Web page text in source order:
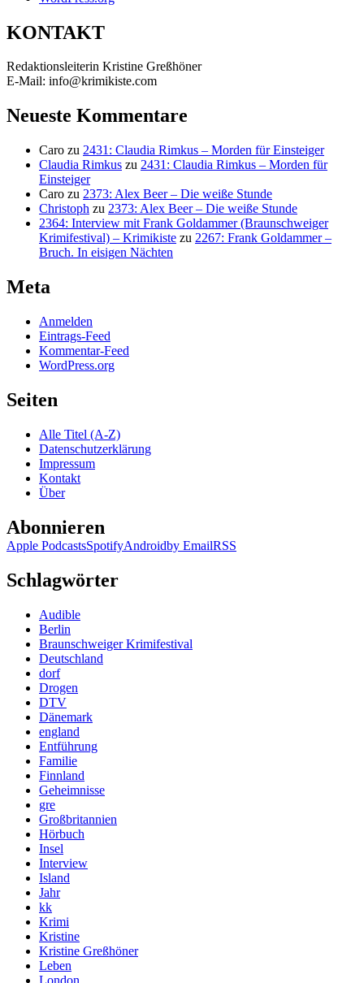
KONTAKT
Redaktionsleiterin Kristine Greßhöner
E-Mail: info@krimikiste.com
Neueste Kommentare
Caro zu 2431: Claudia Rimkus – Morden für Einsteiger
Claudia Rimkus zu 2431: Claudia Rimkus – Morden für
Einsteiger
Caro zu 2373: Alex Beer – Die weiße Stunde
Christoph zu 2373: Alex Beer – Die weiße Stunde
2364: Interview mit Frank Goldammer (Braunschweiger
Krimifestival) – Krimikiste zu 2267: Frank Goldammer –
Bruch. In eisigen Nächten
Meta
Anmelden
Eintrags-Feed
Kommentar-Feed
WordPress.org
Seiten
Alle Titel (A-Z)
Datenschutzerklärung
Impressum
Kontakt
Über
Abonnieren
Apple PodcastsSpotifyAndroidby EmailRSS
Schlagwörter
Audible
Berlin
Braunschweiger Krimifestival
Deutschland
dorf
Drogen
DTV
Dänemark
england
Entführung
Familie
Finnland
Geheimnisse
gre
Großbritannien
Hörbuch
Insel
Interview
Island
Jahr
kk
Krimi
Kristine
Kristine Greßhöner
Leben
London